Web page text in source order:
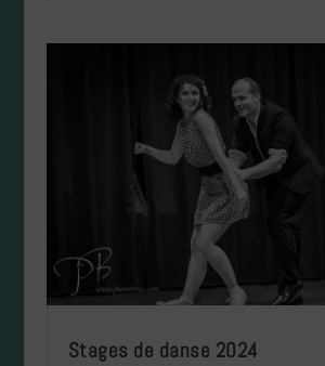
Stages de danse 2024